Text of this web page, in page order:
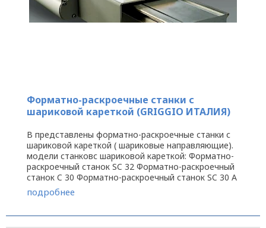
Форматно-раскроечные станки с
шариковой кареткой (GRIGGIO ИТАЛИЯ)
В представлены форматно-раскроечные станки с
шариковой кареткой ( шариковые направляющие).
модели станковс шариковой кареткой: Форматно-
раскроечный станок SC 32 Форматно-раскроечный
станок C 30 Форматно-раскроечный станок SC 30 A
...
подробнее